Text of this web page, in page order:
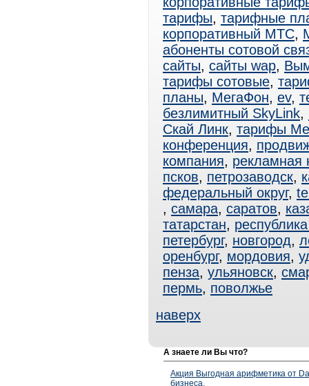
тарифы, тарифные
корпоративный МТС,
абоненты сотовой
сайты, сайты wap,
тарифы сотовые,
планы, МегаФон, ev,
безлимитный SkyLink,
Скай Линк, тарифы
конференция,
компания, рекламная
псков, петрозаводск,
федеральный округ,
, самара, саратов,
татарстан,
петербург, новгород,
оренбург, мордовия,
пенза, ульяновск,
пермь, поволжье
наверх
А знаете ли Вы что?
Акция Выгодная арифметика от
бизнеса.